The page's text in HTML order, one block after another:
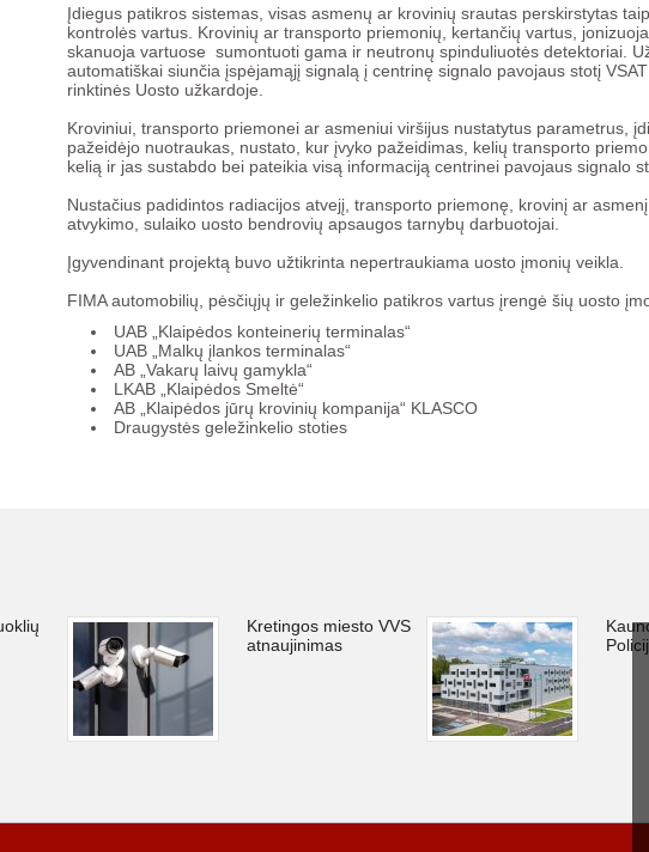
Įdiegus patikros sistemas, visas asmenų ar krovinių srautas perskirstytas
kontrolės vartus. Krovinių ar transporto priemonių, kertančių vartus,
skanuoja vartuose sumontuoti gama ir neutronų spinduliuotės detektoriai.
automatiškai siunčia įspėjamąjį signalą į centrinę signalo pavojaus stotį
rinktinės Uosto užkardoje.
Kroviniui, transporto priemonei ar asmeniui viršijus nustatytus parametrus,
pažeidėjo nuotraukas, nustato, kur įvyko pažeidimas, kelių transporto
kelią ir jas sustabdo bei pateikia visą informaciją centrinei pavojaus signalo
Nustačius padidintos radiacijos atvejį, transporto priemonę, krovinį ar
atvykimo, sulaiko uosto bendrovių apsaugos tarnybų darbuotojai.
Įgyvendinant projektą buvo užtikrinta nepertraukiama uosto įmonių veikla.
FIMA automobilių, pėsčiųjų ir geležinkelio patikros vartus įrengė šių uosto
UAB „Klaipėdos konteinerių terminalas“
UAB „Malkų įlankos terminalas“
AB „Vakarų laivų gamykla“
LKAB „Klaipėdos Smeltė“
AB „Klaipėdos jūrų krovinių kompanija“ KLASCO
Draugystės geležinkelio stoties
Kretingos miesto VVS
atnaujinimas